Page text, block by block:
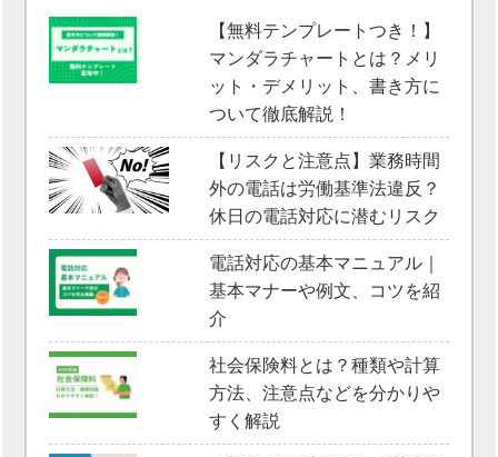
【無料テンプレートつき！】
マンダラチャートとは？メリ
ット・デメリット、書き方に
ついて徹底解説！
【リスクと注意点】業務時間
外の電話は労働基準法違反？
休日の電話対応に潜むリスク
電話対応の基本マニュアル｜
基本マナーや例文、コツを紹
介
社会保険料とは？種類や計算
方法、注意点などを分かりや
すく解説